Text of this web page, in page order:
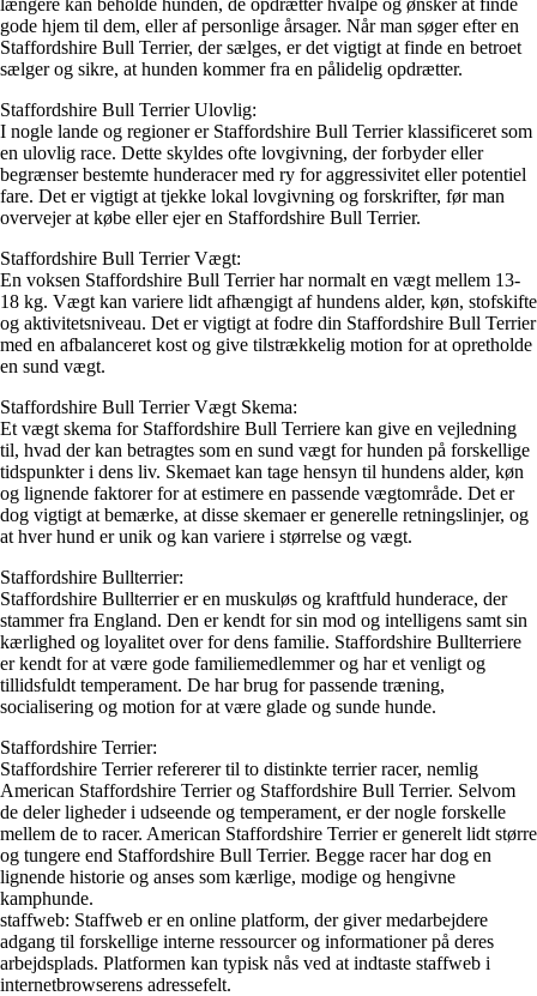
gode hjem til dem, eller af personlige årsager. Når man søger efter en
Staffordshire Bull Terrier, der sælges, er det vigtigt at finde en betroet
sælger og sikre, at hunden kommer fra en pålidelig opdrætter.
Staffordshire Bull Terrier Ulovlig:
I nogle lande og regioner er Staffordshire Bull Terrier klassificeret som
en ulovlig race. Dette skyldes ofte lovgivning, der forbyder eller
begrænser bestemte hunderacer med ry for aggressivitet eller potentiel
fare. Det er vigtigt at tjekke lokal lovgivning og forskrifter, før man
overvejer at købe eller ejer en Staffordshire Bull Terrier.
Staffordshire Bull Terrier Vægt:
En voksen Staffordshire Bull Terrier har normalt en vægt mellem 13-
18 kg. Vægt kan variere lidt afhængigt af hundens alder, køn, stofskifte
og aktivitetsniveau. Det er vigtigt at fodre din Staffordshire Bull Terrier
med en afbalanceret kost og give tilstrækkelig motion for at opretholde
en sund vægt.
Staffordshire Bull Terrier Vægt Skema:
Et vægt skema for Staffordshire Bull Terriere kan give en vejledning
til, hvad der kan betragtes som en sund vægt for hunden på forskellige
tidspunkter i dens liv. Skemaet kan tage hensyn til hundens alder, køn
og lignende faktorer for at estimere en passende vægtområde. Det er
dog vigtigt at bemærke, at disse skemaer er generelle retningslinjer, og
at hver hund er unik og kan variere i størrelse og vægt.
Staffordshire Bullterrier:
Staffordshire Bullterrier er en muskuløs og kraftfuld hunderace, der
stammer fra England. Den er kendt for sin mod og intelligens samt sin
kærlighed og loyalitet over for dens familie. Staffordshire Bullterriere
er kendt for at være gode familiemedlemmer og har et venligt og
tillidsfuldt temperament. De har brug for passende træning,
socialisering og motion for at være glade og sunde hunde.
Staffordshire Terrier:
Staffordshire Terrier refererer til to distinkte terrier racer, nemlig
American Staffordshire Terrier og Staffordshire Bull Terrier. Selvom
de deler ligheder i udseende og temperament, er der nogle forskelle
mellem de to racer. American Staffordshire Terrier er generelt lidt større
og tungere end Staffordshire Bull Terrier. Begge racer har dog en
lignende historie og anses som kærlige, modige og hengivne
kamphunde.
staffweb: Staffweb er en online platform, der giver medarbejdere
adgang til forskellige interne ressourcer og informationer på deres
arbejdsplads. Platformen kan typisk nås ved at indtaste staffweb i
internetbrowserens adressefelt.